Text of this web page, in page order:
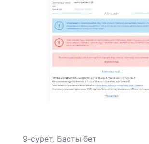
9-сурет. Басты бет